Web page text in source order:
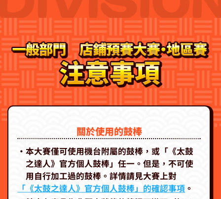
關於使用的鼓棒
‧本大賽僅可使用機台附屬的鼓棒，或「《太鼓
之達人》官方個人鼓棒」任一。但是，不可使
用自行加工過的鼓棒。詳情請見大賽上對
「《太鼓之達人》官方個人鼓棒」的確認事項。